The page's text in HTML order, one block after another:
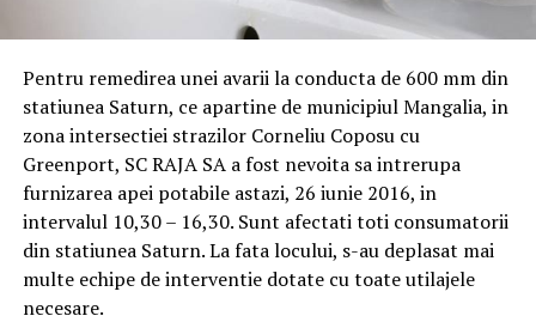
Pentru remedirea unei avarii la conducta de 600 mm din
statiunea Saturn, ce apartine de municipiul Mangalia, in
zona intersectiei strazilor Corneliu Coposu cu
Greenport, SC RAJA SA a fost nevoita sa intrerupa
furnizarea apei potabile astazi, 26 iunie 2016, in
intervalul 10,30 – 16,30. Sunt afectati toti consumatorii
din statiunea Saturn. La fata locului, s-au deplasat mai
multe echipe de interventie dotate cu toate utilajele
necesare.